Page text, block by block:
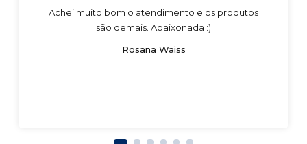
Achei muito bom o atendimento e os produtos
são demais. Apaixonada :)
Rosana Waiss